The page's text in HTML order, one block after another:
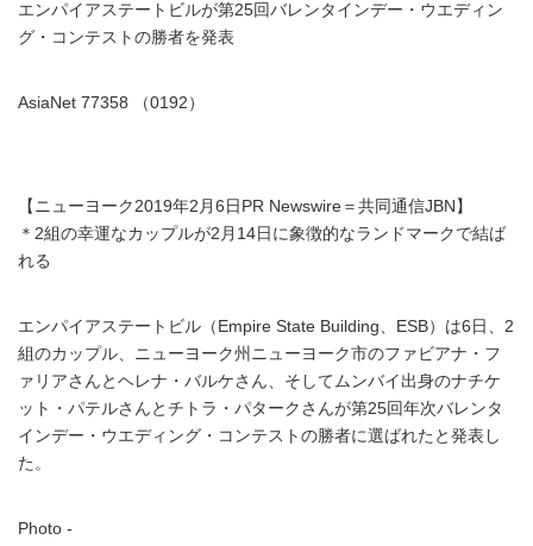
エンパイアステートビルが第25回バレンタインデー・ウエディン
グ・コンテストの勝者を発表
AsiaNet 77358 （0192）
【ニューヨーク2019年2月6日PR Newswire＝共同通信JBN】
＊2組の幸運なカップルが2月14日に象徴的なランドマークで結ば
れる
エンパイアステートビル（Empire State Building、ESB）は6日、2
組のカップル、ニューヨーク州ニューヨーク市のファビアナ・フ
ァリアさんとヘレナ・バルケさん、そしてムンバイ出身のナチケ
ット・パテルさんとチトラ・パタークさんが第25回年次バレンタ
インデー・ウエディング・コンテストの勝者に選ばれたと発表し
た。
Photo -